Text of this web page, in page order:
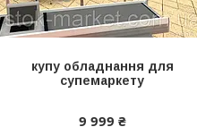
купу обладнання для
супемаркету
9 999 ₴